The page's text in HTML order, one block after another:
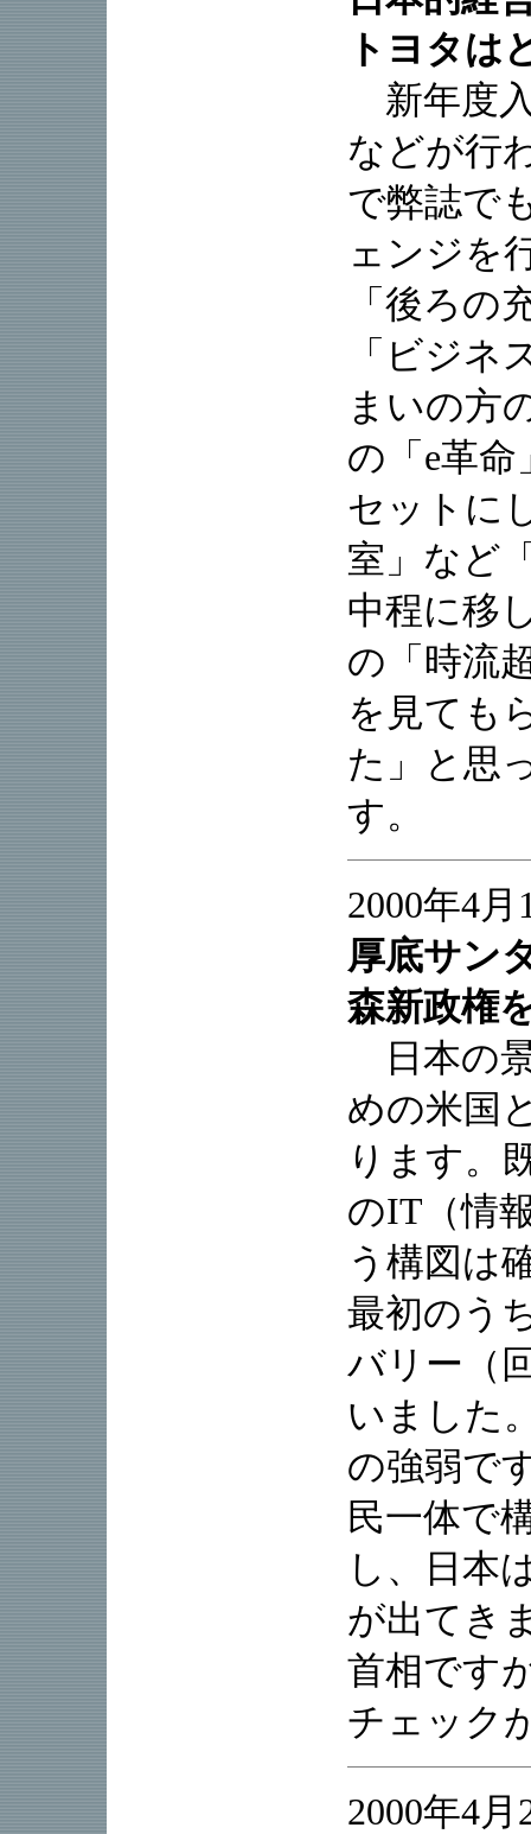
トヨタは
新年度
などが行
で弊誌で
ェンジを
「後ろの
「ビジネ
まいの方
の「e革
セットに
室」など
中程に移
の「時流
を見ても
た」と思
す。
2000年4月
厚底サン
森新政権
日本の
めの米国
ります。
のIT（情
う構図は
最初のう
バリー（
いました
の強弱で
民一体で
し、日本
が出てき
首相です
チェック
2000年4月